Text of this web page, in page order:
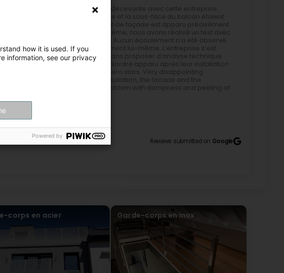
0 étoile. Expérience très décevante avec cette entreprise.
vitré. Avant l’installation, la façade et la sous-face du balcon étaient
d’humidité et de décollement de façade est apparu précisément
Afin de vérifier l’origine du problème, nous avons réalisé un test avec
l’étanchéité du revêtement. Aucun écoulement n’a été observé
problème provenant du revêtement lui-même. L’entreprise s’est
rejette toute responsabilité sans proposer d’analyse technique
ce manque de suivi face à un désordre apparu après leur installation
this company would deserve zero stars. Very disappointing
a glass railing installed. Before installation, the facade and the
condition. After installation, a problem with dampness and peeling of
on the balcony to check the waterproofing of the coating. No leakage
seems to rule out a problem originating from the coating itself. The
denies all responsibility without offering a detailed technical
of follow-up regarding a problem that appeared after their
by Google) Magnificent work and very well received
1
Reviews submitted on Google
corps en acier Garde-corps en inox
how it is used. If you
information, see our privacy
Powered by